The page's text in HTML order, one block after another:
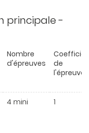
principale -
Nombre
d'épreuves
de
l'épreuve
4 mini 1